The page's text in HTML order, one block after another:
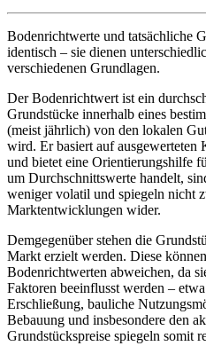
Bodenrichtwerte und tatsächliche
identisch – sie dienen
verschiedenen Grundlagen.
Der Bodenrichtwert ist ein
Grundstücke innerhalb eines
(meist jährlich) von den lokalen
wird. Er basiert auf ausgewerteten
und bietet eine Orientierungshilfe
um Durchschnittswerte handelt,
weniger volatil und spiegeln nicht
Marktentwicklungen wider.
Demgegenüber stehen die
Markt erzielt werden. Diese
Bodenrichtwerten abweichen, da
Faktoren beeinflusst werden –
Erschließung, bauliche
Bebauung und insbesondere den
Grundstückspreise spiegeln somit